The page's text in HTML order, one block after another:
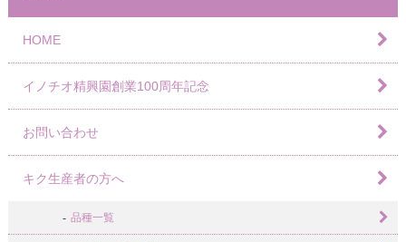
HOME
イノチオ精興園創業100周年記念
お問い合わせ
キク生産者の方へ
品種一覧